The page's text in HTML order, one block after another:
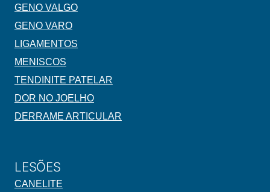
GENO VALGO
GENO VARO
LIGAMENTOS
MENISCOS
TENDINITE PATELAR
DOR NO JOELHO
DERRAME ARTICULAR
LESÕES
CANELITE